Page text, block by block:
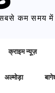
कम समय
क्राइम न्यूज़
अल्मोड़ा